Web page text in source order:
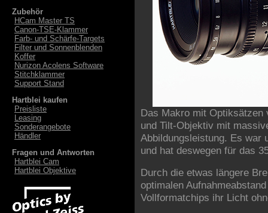
Zubehör
HCam Master TS
Canon-TSE-Klammer
Farb- und Schärfe-Targets
Filter und Sonnenblenden
Koffer
Nurizon Acolens Software
Stitchklammer
Support Stand
Hartblei kaufen
Preisliste
Leasing
Sonderangebote
Händler
Fragen und Antworten
Hartblei Cam
Hartblei Objektive
Das Makro mit
und Tilt-Objektiv mit
Abbildungsleistung. Es war
und hat deswegen für das
Durch die etwas längere
optimalen
Vollformatchips ihr Licht